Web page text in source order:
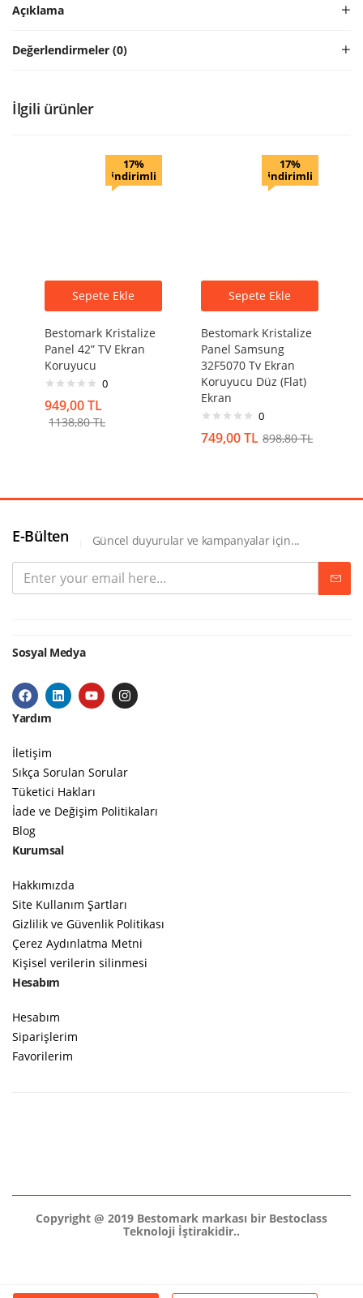
Açıklama
Değerlendirmeler (0)
İlgili ürünler
17%
indirimli
Sepete Ekle
Bestomark Kristalize
Panel 42” TV Ekran
Koruyucu
0
949,00TL
1138,80TL
17%
indirimli
Sepete Ekle
Bestomark Kristalize
Panel Samsung
32F5070 Tv Ekran
Koruyucu Düz (Flat)
Ekran
0
749,00TL 898,80TL
E-Bülten Güncel duyurular ve kampanyalar için...
Sosyal Medya
Yardım
İletişim
Sıkça Sorulan Sorular
Tüketici Hakları
İade ve Değişim Politikaları
Blog
Kurumsal
Hakkımızda
Site Kullanım Şartları
Gizlilik ve Güvenlik Politikası
Çerez Aydınlatma Metni
Kişisel verilerin silinmesi
Hesabım
Hesabım
Siparişlerim
Favorilerim
Copyright @ 2019 Bestomark markası bir Bestoclass
Teknoloji İştirakidir..